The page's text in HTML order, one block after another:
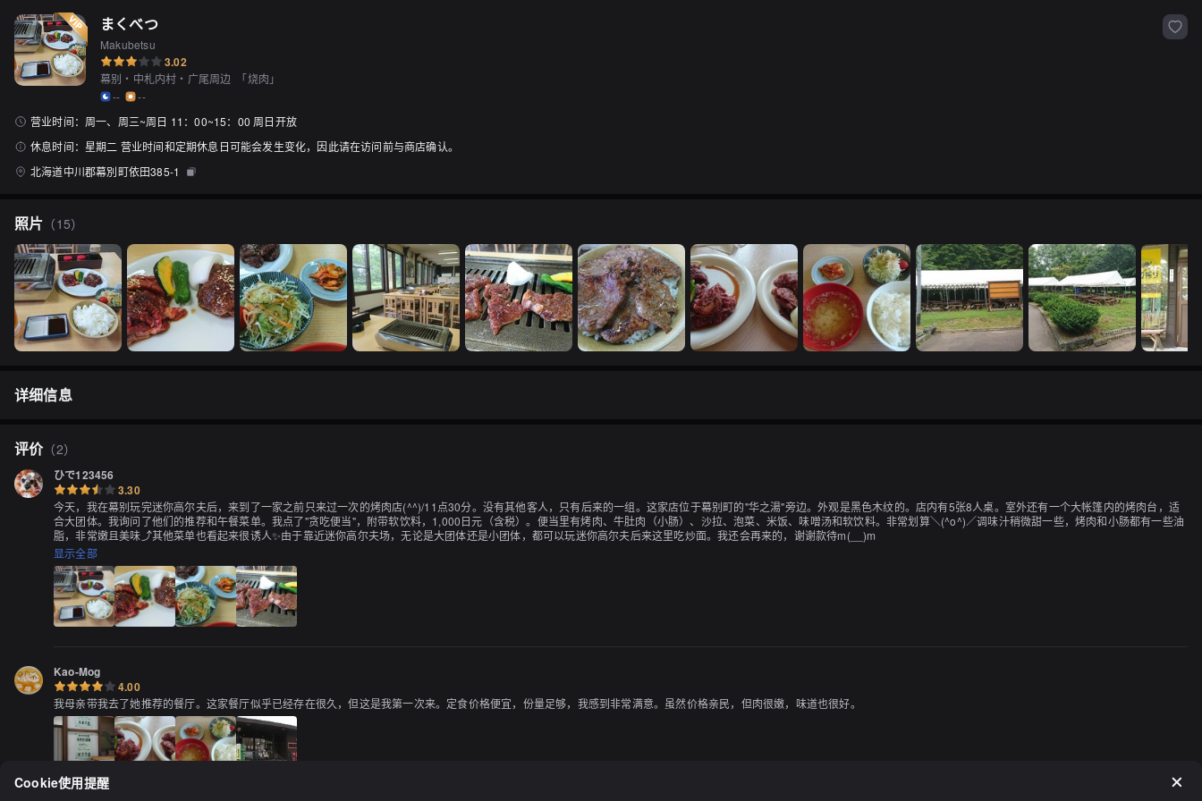
まくべつ
Makubetsu
3.02
幕别・中札内村・广尾周边 「烧肉 」
--
--
营业时间： 周一、周三~周日 11：00~15：00 周日开放
休息时间： 星期二 营业时间和定期休息日可能会发生变化，因此请在访问前与商店确认。
北海道中川郡幕別町依田385-1
照片 （15）
详细信息
评价（2）
ひで123456
3.30
今天，我在幕别玩完迷你高尔夫后，来到了一家之前只来过一次的烤肉店(^^)/11点30分。没有其他客人，只有后来的一组。这家店位于幕别町的"华之湯"旁边。外观是黑色木纹的。店内有5张8人桌。室外还有一个大帐篷内的烤肉台，适
合大团体。我询问了他们的推荐和午餐菜单。我点了"贪吃便当"，附带软饮料，1,000日元（含税）。便当里有烤肉、牛肚肉（小肠）、沙拉、泡菜、米饭、味噌汤和软饮料。非常划算＼(^o^)／调味汁稍微甜一些，烤肉和小肠都有一些油
脂，非常嫩且美味⤴️其他菜单也看起来很诱人✨由于靠近迷你高尔夫场，无论是大团体还是小团体，都可以玩迷你高尔夫后来这里吃炒面。我还会再来的，谢谢款待m(__)m
显示全部
Kao-Mog
4.00
我母亲带我去了她推荐的餐厅。这家餐厅似乎已经存在很久，但这是我第一次来。定食价格便宜，份量足够，我感到非常满意。虽然价格亲民，但肉很嫩，味道也很好。
Cookie使用提醒